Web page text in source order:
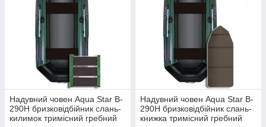
Надувний човен Aqua Star B-
290Н бризковідбійник слань-
килимок тримісний гребний
Надувний човен Aqua Star B-
290Н бризковідбійник слань-
книжка тримісний гребний